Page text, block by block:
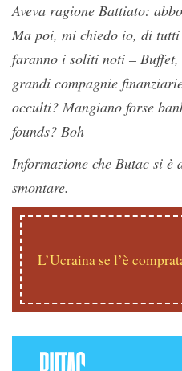
Aveva ragione Battiato:
Ma poi, mi chiedo io, di tutti
faranno i soliti noti – Buffet,
grandi compagnie
occulti? Mangiano forse
founds? Boh
Informazione che Butac si è
smontare.
L’Ucraina se l’è